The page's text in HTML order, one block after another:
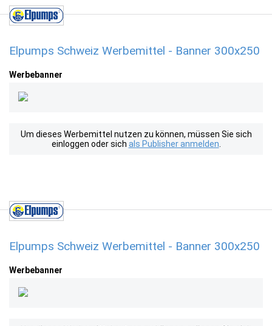
Elpumps Schweiz Werbemittel - Banner 300x250
Werbebanner
Um dieses Werbemittel nutzen zu können, müssen Sie sich
einloggen oder sich als Publisher anmelden
Elpumps Schweiz Werbemittel - Banner 300x250
Werbebanner